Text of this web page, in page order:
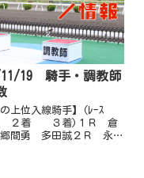
誠 阿部基６Ｒ 畑中
実 井上瑛７Ｒ 岡村
...
11/19 騎手・調教師
の上位入線騎手】(ﾚｰｽ
２着 ３着)１Ｒ 倉
間勇 多田誠２Ｒ 永森